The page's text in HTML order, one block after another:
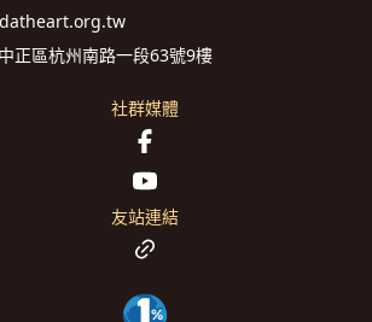
正區杭州南路一段63號9樓
社群媒體
友站連結